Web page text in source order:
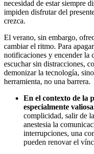
necesidad de estar siempre
impiden disfrutar del
crezca.
El verano, sin embargo,
cambiar el ritmo. Para
notificaciones y encender la
escuchar sin distracciones,
demonizar la tecnología,
herramienta, no una barrera.
En el contexto de la
especialmente
complicidad, salir de
anestesia la
interrupciones, una
pueden renovar el